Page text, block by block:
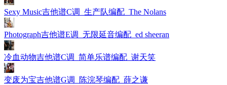
Sexy Music吉他谱C调_生产队编配_The Nolans
Photograph吉他谱E调_无限延音编配_ed sheeran
冷血动物吉他谱C调_简单乐谱编配_谢天笑
变废为宝吉他谱G调_陈浣琴编配_薛之谦